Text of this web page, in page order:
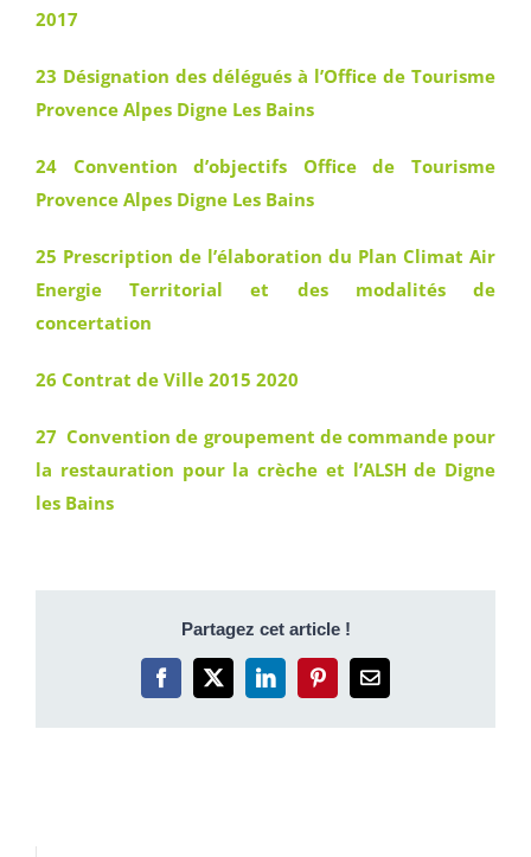
2017
23 Désignation des délégués à l’Office de Tourisme
Provence Alpes Digne Les Bains
24 Convention d’objectifs Office de Tourisme
Provence Alpes Digne Les Bains
25 Prescription de l’élaboration du Plan Climat Air
Energie Territorial et des modalités de
concertation
26 Contrat de Ville 2015 2020
27 Convention de groupement de commande pour
la restauration pour la crèche et l’ALSH de Digne
les Bains
Partagez cet article !
Facebook
X LinkedInPinterestEmail